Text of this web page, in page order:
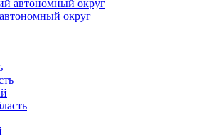
автономный округ
округ